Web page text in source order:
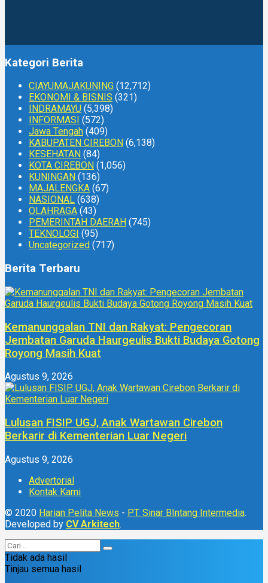
Kategori Berita
CIAYUMAJAKUNING (12,712)
EKONOMI & BISNIS (321)
INDRAMAYU (5,398)
INFORMASI (572)
Jawa Tengah (409)
KABUPATEN CIREBON (6,138)
KESEHATAN (84)
KOTA CIREBON (1,056)
KUNINGAN (136)
MAJALENGKA (67)
NASIONAL (638)
OLAHRAGA (43)
PEMERINTAH DAERAH (745)
TEKNOLOGI (95)
Uncategorized (717)
Berita Terbaru
Kemanunggalan TNI dan Rakyat: Pengecoran
Jembatan Garuda Haurgeulis Bukti Budaya Gotong
Royong Masih Kuat
Agustus 9, 2026
Lulusan FISIP UGJ, Anak Wartawan Cirebon
Berkarir di Kementerian Luar Negeri
Agustus 9, 2026
Advertorial
Kontak Kami
© 2020 Harian Pelita News - PT. Sinar BIntang Intermedia.
Developed by CV Arkitech.
Tidak ada hasil
Tinjau semua hasil